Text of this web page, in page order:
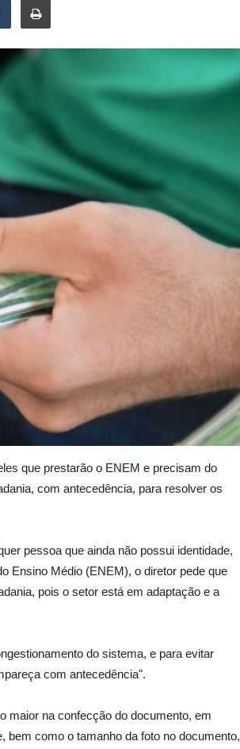
que prestarão o ENEM e precisam do
com antecedência, para resolver os
pessoa que ainda não possui identidade,
Ensino Médio (ENEM), o diretor pede que
pois o setor está em adaptação e a
do sistema, e para evitar
com antecedência".
maior na confecção do documento, em
bem como o tamanho da foto no documento,